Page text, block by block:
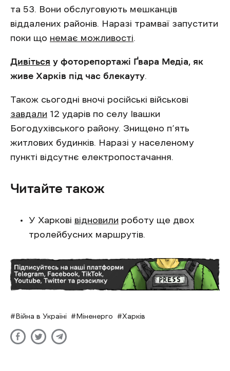
та 53. Вони обслуговують мешканців
віддалених районів. Наразі трамваї запустити
поки що немає можливості.
Дивіться у фоторепортажі Ґвара Медіа, як
живе Харків під час блекауту.
Також сьогодні вночі російські військові
завдали 12 ударів по селу Івашки
Богодухівського району. Знищено п’ять
житлових будинків. Наразі у населеному
пункті відсутнє електропостачання.
Читайте також
У Харкові відновили роботу ще двох
тролейбусних маршрутів.
Війна в Україні Міненерго Харків